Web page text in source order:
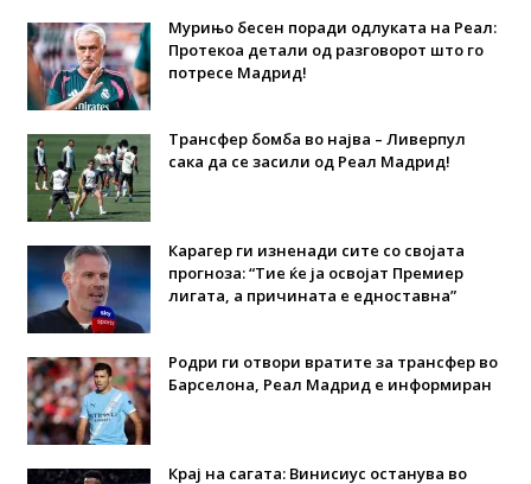
Мурињо бесен поради одлуката на Реал:
Протекоа детали од разговорот што го
потресе Мадрид!
Трансфер бомба во најва – Ливерпул
сака да се засили од Реал Мадрид!
Карагер ги изненади сите со својата
прогноза: “Тие ќе ја освојат Премиер
лигата, а причината е едноставна”
Родри ги отвори вратите за трансфер во
Барселона, Реал Мадрид е информиран
Крај на сагата: Винисиус останува во